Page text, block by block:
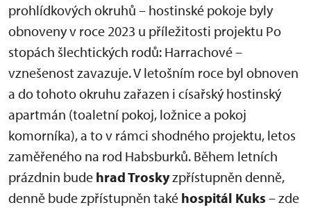
prohlídkových okruhů – hostinské pokoje byly
obnoveny v roce 2023 u příležitosti projektu Po
stopách šlechtických rodů: Harrachové –
vznešenost zavazuje. V letošním roce byl obnoven
a do tohoto okruhu zařazen i císařský hostinský
apartmán (toaletní pokoj, ložnice a pokoj
komorníka), a to v rámci shodného projektu, letos
zaměřeného na rod Habsburků. Během letních
prázdnin bude hrad Troskyzpřístupněn denně,
denně bude zpřístupněn také hospitál Kuks – zde